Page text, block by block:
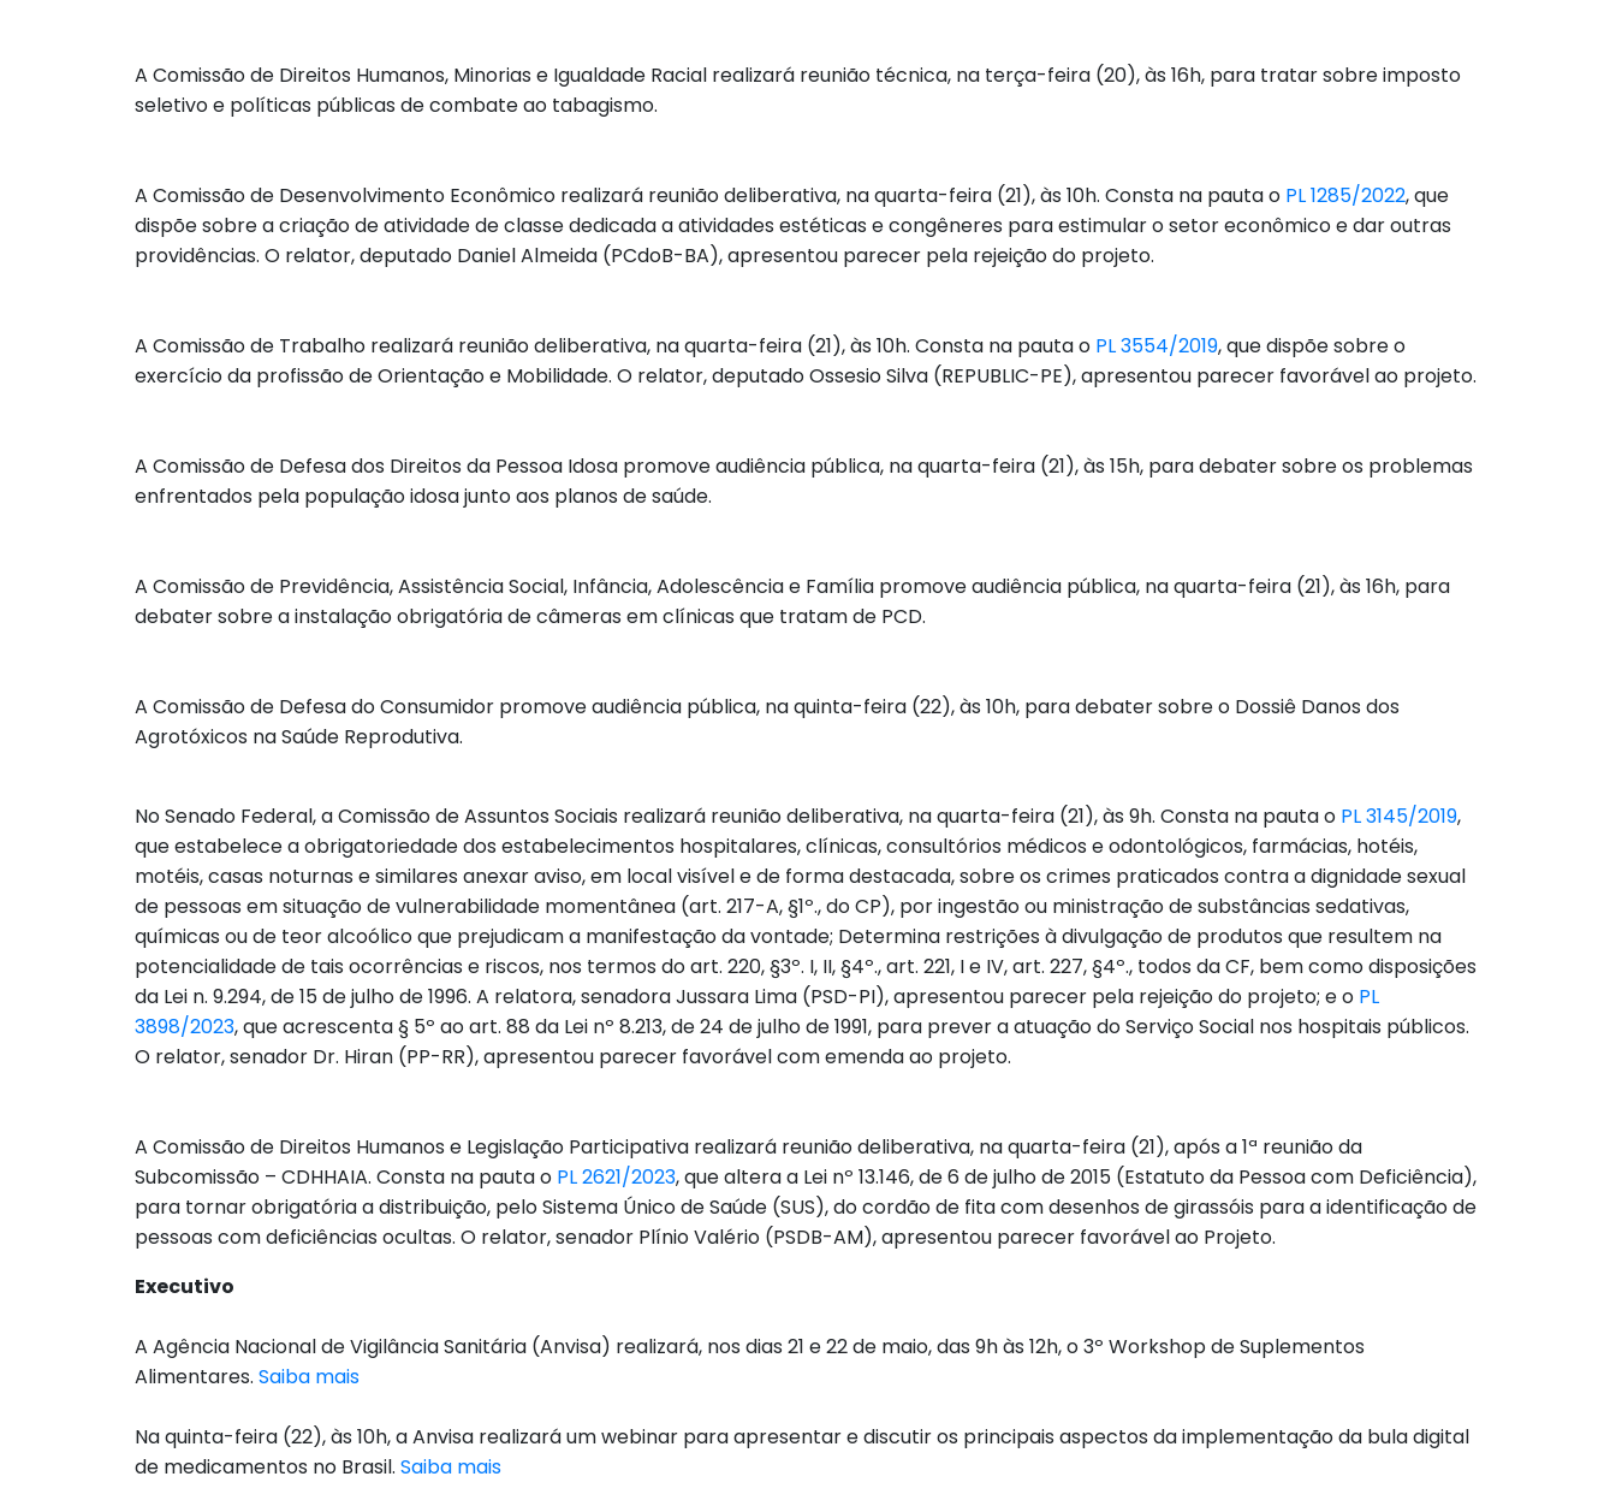
A Comissão de Direitos Humanos, Minorias e Igualdade Racial realizará reunião técnica, na terça-feira (20), às 16h, para tratar sobre imposto
seletivo e políticas públicas de combate ao tabagismo.
A Comissão de Desenvolvimento Econômico realizará reunião deliberativa, na quarta-feira (21), às 10h. Consta na pauta o PL 1285/2022, que
dispõe sobre a criação de atividade de classe dedicada a atividades estéticas e congêneres para estimular o setor econômico e dar outras
providências. O relator, deputado Daniel Almeida (PCdoB-BA), apresentou parecer pela rejeição do projeto.
A Comissão de Trabalho realizará reunião deliberativa, na quarta-feira (21), às 10h. Consta na pauta o PL 3554/2019, que dispõe sobre o
exercício da profissão de Orientação e Mobilidade. O relator, deputado Ossesio Silva (REPUBLIC-PE), apresentou parecer favorável ao projeto.
A Comissão de Defesa dos Direitos da Pessoa Idosa promove audiência pública, na quarta-feira (21), às 15h, para debater sobre os problemas
enfrentados pela população idosa junto aos planos de saúde.
A Comissão de Previdência, Assistência Social, Infância, Adolescência e Família promove audiência pública, na quarta-feira (21), às 16h, para
debater sobre a instalação obrigatória de câmeras em clínicas que tratam de PCD.
A Comissão de Defesa do Consumidor promove audiência pública, na quinta-feira (22), às 10h, para debater sobre o Dossiê Danos dos
Agrotóxicos na Saúde Reprodutiva.
No Senado Federal, a Comissão de Assuntos Sociais realizará reunião deliberativa, na quarta-feira (21), às 9h. Consta na pauta o PL 3145/2019,
que estabelece a obrigatoriedade dos estabelecimentos hospitalares, clínicas, consultórios médicos e odontológicos, farmácias, hotéis,
motéis, casas noturnas e similares anexar aviso, em local visível e de forma destacada, sobre os crimes praticados contra a dignidade sexual
de pessoas em situação de vulnerabilidade momentânea (art. 217-A, §1º., do CP), por ingestão ou ministração de substâncias sedativas,
químicas ou de teor alcoólico que prejudicam a manifestação da vontade; Determina restrições à divulgação de produtos que resultem na
potencialidade de tais ocorrências e riscos, nos termos do art. 220, §3º. I, II, §4º., art. 221, I e IV, art. 227, §4º., todos da CF, bem como disposições
da Lei n. 9.294, de 15 de julho de 1996. A relatora, senadora Jussara Lima (PSD-PI), apresentou parecer pela rejeição do projeto; e o PL
3898/2023, que acrescenta § 5º ao art. 88 da Lei nº 8.213, de 24 de julho de 1991, para prever a atuação do Serviço Social nos hospitais públicos.
O relator, senador Dr. Hiran (PP-RR), apresentou parecer favorável com emenda ao projeto.
A Comissão de Direitos Humanos e Legislação Participativa realizará reunião deliberativa, na quarta-feira (21), após a 1ª reunião da
Subcomissão – CDHHAIA. Consta na pauta o PL 2621/2023, que altera a Lei nº 13.146, de 6 de julho de 2015 (Estatuto da Pessoa com Deficiência),
para tornar obrigatória a distribuição, pelo Sistema Único de Saúde (SUS), do cordão de fita com desenhos de girassóis para a identificação de
pessoas com deficiências ocultas. O relator, senador Plínio Valério (PSDB-AM), apresentou parecer favorável ao Projeto.
Executivo
A Agência Nacional de Vigilância Sanitária (Anvisa) realizará, nos dias 21 e 22 de maio, das 9h às 12h, o 3º Workshop de Suplementos
Alimentares. Saiba mais
Na quinta-feira (22), às 10h, a Anvisa realizará um webinar para apresentar e discutir os principais aspectos da implementação da bula digital
de medicamentos no Brasil. Saiba mais